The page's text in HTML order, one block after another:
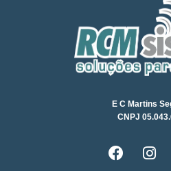
E C Martins
CNPJ